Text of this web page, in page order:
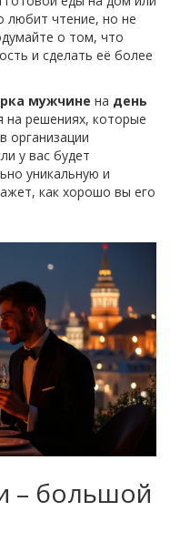
любит чтение, но не
о том, что
и сделать её более
мужчине на день
на решениях, которые
организации
у вас будет
уникальную и
как хорошо вы его
– большой